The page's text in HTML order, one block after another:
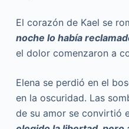
El corazón de Kael se
noche lo había
el dolor comenzaron a
Elena se perdió en el
en la oscuridad. Las
de su amor se convirtió